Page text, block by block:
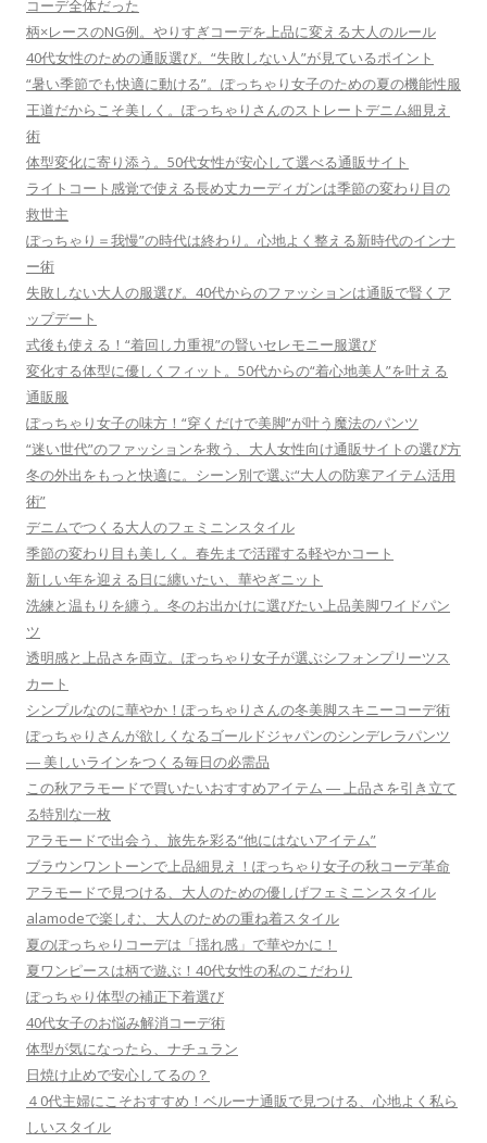
コーデ全体だった
柄×レースのNG例。やりすぎコーデを上品に変える大人のルール
40代女性のための通販選び。“失敗しない人”が見ているポイント
“暑い季節でも快適に動ける”。ぽっちゃり女子のための夏の機能性服
王道だからこそ美しく。ぽっちゃりさんのストレートデニム細見え
術
体型変化に寄り添う。50代女性が安心して選べる通販サイト
ライトコート感覚で使える長め丈カーディガンは季節の変わり目の
救世主
ぽっちゃり＝我慢”の時代は終わり。心地よく整える新時代のインナ
ー術
失敗しない大人の服選び。40代からのファッションは通販で賢くア
ップデート
式後も使える！“着回し力重視”の賢いセレモニー服選び
変化する体型に優しくフィット。50代からの“着心地美人”を叶える
通販服
ぽっちゃり女子の味方！“穿くだけで美脚”が叶う魔法のパンツ
“迷い世代”のファッションを救う、大人女性向け通販サイトの選び方
冬の外出をもっと快適に。シーン別で選ぶ“大人の防寒アイテム活用
術”
デニムでつくる大人のフェミニンスタイル
季節の変わり目も美しく。春先まで活躍する軽やかコート
新しい年を迎える日に纏いたい、華やぎニット
洗練と温もりを纏う。冬のお出かけに選びたい上品美脚ワイドパン
ツ
透明感と上品さを両立。ぽっちゃり女子が選ぶシフォンプリーツス
カート
シンプルなのに華やか！ぽっちゃりさんの冬美脚スキニーコーデ術
ぽっちゃりさんが欲しくなるゴールドジャパンのシンデレラパンツ
― 美しいラインをつくる毎日の必需品
この秋アラモードで買いたいおすすめアイテム ― 上品さを引き立て
る特別な一枚
アラモードで出会う、旅先を彩る“他にはないアイテム”
ブラウンワントーンで上品細見え！ぽっちゃり女子の秋コーデ革命
アラモードで見つける、大人のための優しげフェミニンスタイル
alamodeで楽しむ、大人のための重ね着スタイル
夏のぽっちゃりコーデは「揺れ感」で華やかに！
夏ワンピースは柄で遊ぶ！40代女性の私のこだわり
ぽっちゃり体型の補正下着選び
40代女子のお悩み解消コーデ術
体型が気になったら、ナチュラン
日焼け止めで安心してるの？
４0代主婦にこそおすすめ！ベルーナ通販で見つける、心地よく私ら
しいスタイル